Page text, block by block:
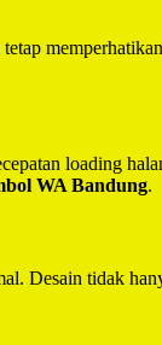
loading
WA Bandung.
Desain tidak